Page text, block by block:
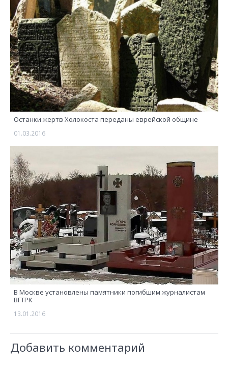
Останки жертв Холокоста переданы еврейской общине
01.03.2016
В Москве установлены памятники погибшим журналистам
ВГТРК
13.01.2016
Добавить комментарий